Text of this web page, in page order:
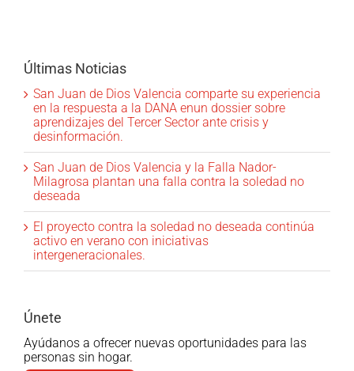
Últimas Noticias
San Juan de Dios Valencia comparte su experiencia
en la respuesta a la DANA enun dossier sobre
aprendizajes del Tercer Sector ante crisis y
desinformación.
San Juan de Dios Valencia y la Falla Nador-
Milagrosa plantan una falla contra la soledad no
deseada
El proyecto contra la soledad no deseada continúa
activo en verano con iniciativas
intergeneracionales.
Únete
Ayúdanos a ofrecer nuevas oportunidades para las
personas sin hogar.